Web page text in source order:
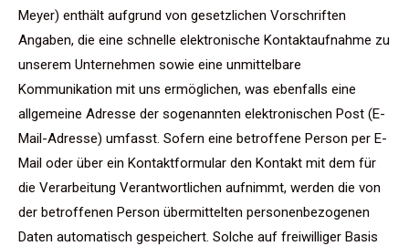
Meyer) enthält aufgrund von gesetzlichen Vorschriften
Angaben, die eine schnelle elektronische Kontaktaufnahme zu
unserem Unternehmen sowie eine unmittelbare
Kommunikation mit uns ermöglichen, was ebenfalls eine
allgemeine Adresse der sogenannten elektronischen Post (E-
Mail-Adresse) umfasst. Sofern eine betroffene Person per E-
Mail oder über ein Kontaktformular den Kontakt mit dem für
die Verarbeitung Verantwortlichen aufnimmt, werden die von
der betroffenen Person übermittelten personenbezogenen
Daten automatisch gespeichert. Solche auf freiwilliger Basis